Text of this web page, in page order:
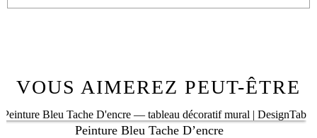
VOUS AIMEREZ PEUT-ÊTRE
Peinture Bleu Tache D’encre